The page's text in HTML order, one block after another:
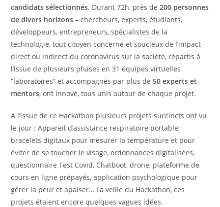
candidats sélectionnés. Durant 72h, près de200 personnes
de divers horizons– chercheurs, experts, étudiants,
développeurs, entrepreneurs, spécialistes de la
technologie, tout citoyen concerné et soucieux de l’impact
direct ou indirect du coronavirus sur la société, répartis à
l’issue de plusieurs phases en 31 équipes virtuelles
“laboratoires” et accompagnés par plus de50 experts et
mentors, ont innové, tous unis autour de chaque projet.
A l’issue de ce Hackathon plusieurs projets succincts ont vu
le jour : Appareil d’assistance respiratoire portable,
bracelets digitaux pour mesurer la température et pour
éviter de se toucher le visage, ordonnances digitalisées,
questionnaire Test Covid, Chatboot, drone, plateforme de
cours en ligne prépayés, application psychologique pour
gérer la peur et apaiser… La veille du Hackathon, ces
projets étaient encore quelques vagues idées.